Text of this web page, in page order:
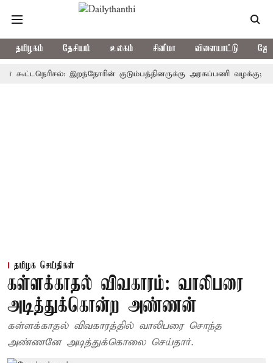
தமிழகம் தேசியம் உலகம் சினிமா விளையாட்டு
இறந்தோரின் குடும்பத்தினருக்கு அரசுப்பணி வழக்கு; வரும்
தமிழக செய்திகள்
கள்ளக்காதல் விவகாரம்: வாலிபரை
அடித்துக்கொன்ற அண்ணன்
கள்ளக்காதல் விவகாரத்தில் வாலிபரை சொந்த
அண்ணனே அடித்துக்கொலை செய்தார்.